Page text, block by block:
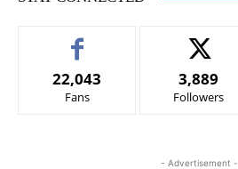
22,043
Fans
3,889
Followers
- Advertisement -